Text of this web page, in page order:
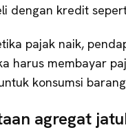
dengan kredit
pajak naik,
harus membayar
konsumsi
agregat